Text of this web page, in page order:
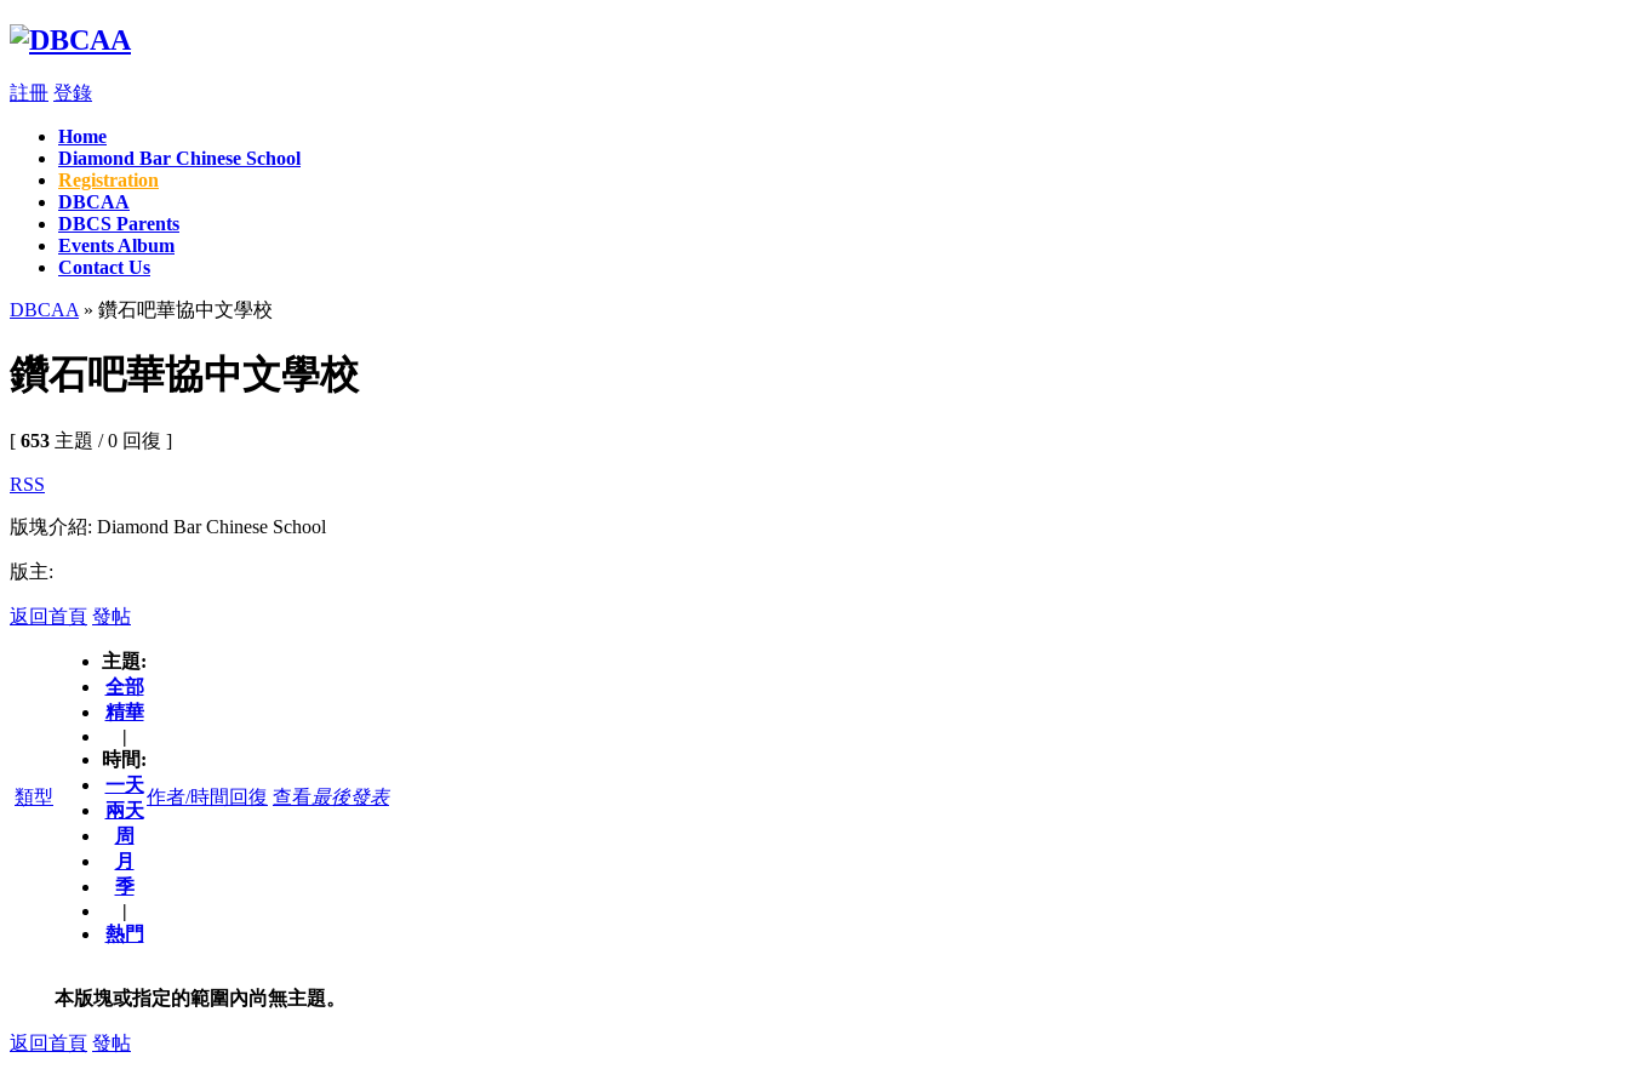
註冊 登錄
Home
Diamond Bar Chinese School
Registration
DBCAA
DBCS Parents
Events Album
Contact Us
DBCAA » 鑽石吧華協中文學校
鑽石吧華協中文學校
[ 653 主題 / 0 回復 ]
RSS
版塊介紹: Diamond Bar Chinese School
版主:
返回首頁 發帖
類型
主題:
全部
精華
|
時間:
一天
兩天
周
月
季
|
熱門
作者/時間 回復 查看最後發表
本版塊或指定的範圍內尚無主題。
返回首頁 發帖